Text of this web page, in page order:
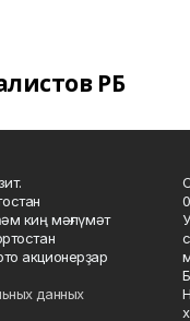
РБ
киң мәғлүмәт
акционерҙар
данных